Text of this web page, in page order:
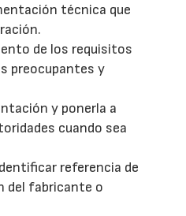
técnica que
de los requisitos
preocupantes y
y ponerla a
cuando sea
referencia de
del fabricante o